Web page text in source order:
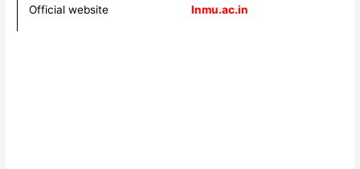
Official website lnmu.ac.in